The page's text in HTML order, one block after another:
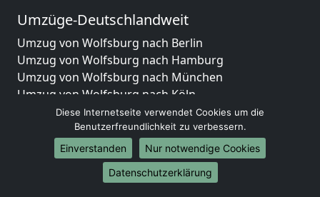
Umzüge-Deutschlandweit
Umzug von Wolfsburg nach Berlin
Umzug von Wolfsburg nach Hamburg
Umzug von Wolfsburg nach München
Umzug von Wolfsburg nach Köln
Umzug von Wolfsburg nach Frankfurt am Main
Umzug von Wolfsburg nach Stuttgart
Umzug von Wolfsburg nach Düsseldorf
Umzug von Wolfsburg nach Leipzig
Umzug von Wolfsburg nach Dortmund
Diese Internetseite verwendet Cookies um die
Benutzerfreundlichkeit zu verbessern.
Einverstanden
Nur notwendige Cookies
Datenschutzerklärung